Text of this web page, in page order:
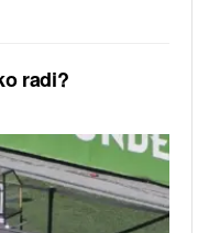
radi?